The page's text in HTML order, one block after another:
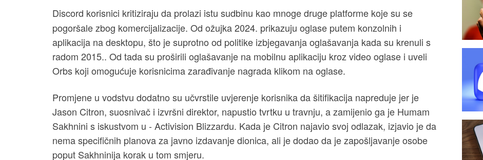
Discord korisnici kritiziraju da prolazi istu sudbinu kao mnoge druge platforme koje su se
pogoršale zbog komercijalizacije. Od ožujka 2024. prikazuju oglase putem konzolnih i
aplikacija na desktopu, što je suprotno od politike izbjegavanja oglašavanja kada su krenuli s
radom 2015.. Od tada su proširili oglašavanje na mobilnu aplikaciju kroz video oglase i uveli
Orbs koji omogućuje korisnicima zarađivanje nagrada klikom na oglase.
Promjene u vodstvu dodatno su učvrstile uvjerenje korisnika da šitifikacija napreduje jer je
Jason Citron, suosnivač i izvršni direktor, napustio tvrtku u travnju, a zamijenio ga je Humam
Sakhnini s iskustvom u - Activision Blizzardu. Kada je Citron najavio svoj odlazak, izjavio je da
nema specifičnih planova za javno izdavanje dionica, ali je dodao da je zapošljavanje osobe
poput Sakhninija korak u tom smjeru.